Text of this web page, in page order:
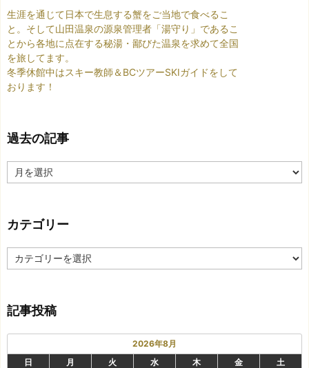
生涯を通じて日本で生息する蟹をご当地で食べるこ
と。そして山田温泉の源泉管理者「湯守り」であるこ
とから各地に点在する秘湯・鄙びた温泉を求めて全国
を旅してます。
冬季休館中はスキー教師＆BCツアーSKIガイドをして
おります！
過去の記事
去
事
カテゴリー
カ
テ
ー
記事投稿
2026年8月
日
月 火 水 木 金 土